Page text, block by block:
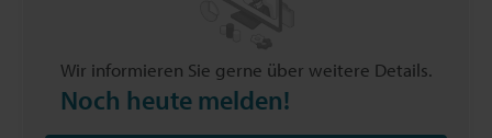
Wir informieren Sie gerne über weitere Details.
Noch heute melden!